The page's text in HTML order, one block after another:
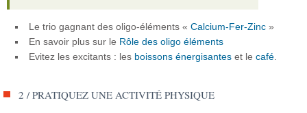
Le trio gagnant des oligo-éléments «Calcium-Fer-Zinc »
En savoir plus sur le Rôle des oligo éléments
Evitez les excitants : les boissons énergisantes et lecafé.
2 / PRATIQUEZ UNE ACTIVITÉ PHYSIQUE